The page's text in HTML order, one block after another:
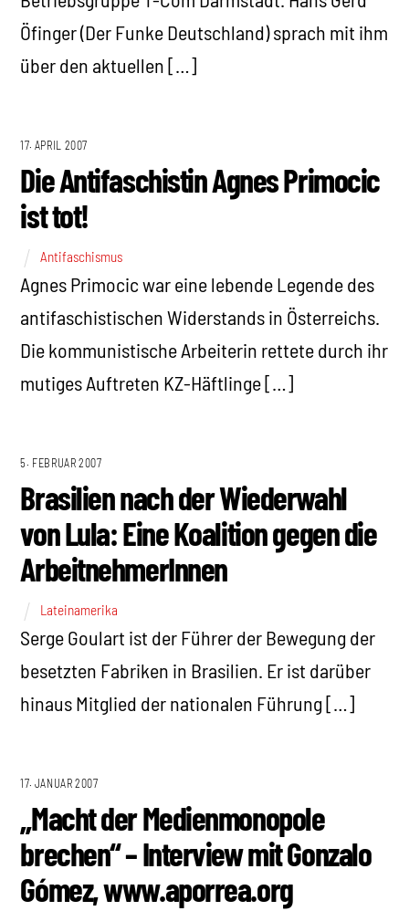
Öfinger (Der Funke Deutschland) sprach mit ihm
über den aktuellen […]
17. APRIL 2007
Die Antifaschistin Agnes Primocic
ist tot!
Antifaschismus
Agnes Primocic war eine lebende Legende des
antifaschistischen Widerstands in Österreichs.
Die kommunistische Arbeiterin rettete durch ihr
mutiges Auftreten KZ-Häftlinge […]
5. FEBRUAR 2007
Brasilien nach der Wiederwahl
von Lula: Eine Koalition gegen die
ArbeitnehmerInnen
Lateinamerika
Serge Goulart ist der Führer der Bewegung der
besetzten Fabriken in Brasilien. Er ist darüber
hinaus Mitglied der nationalen Führung […]
17. JANUAR 2007
„Macht der Medienmonopole
brechen“ – Interview mit Gonzalo
Gómez, www.aporrea.org